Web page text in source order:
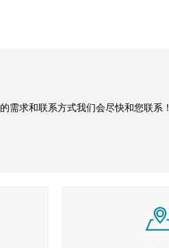
需求和联系方式我们会尽快和您联系！